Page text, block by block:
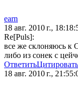
earn
18 авг. 2010 г.,
Re[Puls]:
все же склоняюсь к
либо из сонек с
ОтветитьЦитировать
18 авг. 2010 г.,